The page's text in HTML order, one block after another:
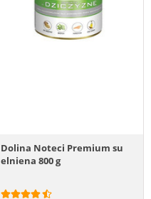
Dolina Noteci Premium su
elniena 800 g